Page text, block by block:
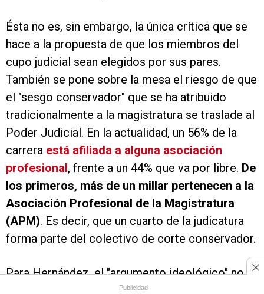
Ésta no es, sin embargo, la única crítica que se
hace a la propuesta de que los miembros del
cupo judicial sean elegidos por sus pares.
También se pone sobre la mesa el riesgo de que
el "sesgo conservador" que se ha atribuido
tradicionalmente a la magistratura se traslade al
Poder Judicial. En la actualidad, un 56% de la
carrera está afiliada a alguna asociación
profesional, frente a un 44% que va por libre. De
los primeros, más de un millar pertenecen a la
Asociación Profesional de la Magistratura
(APM). Es decir, que un cuarto de la judicatura
forma parte del colectivo de corte conservador.
Para Hernández, el "argumento ideológico" no
puede "empañar la necesidad de una reforma" de
Publicidad